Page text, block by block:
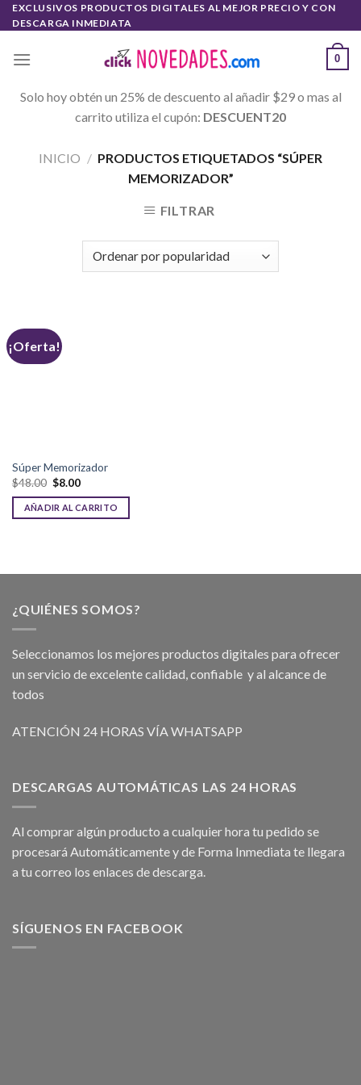
Skip
to
EXCLUSIVOS PRODUCTOS DIGITALES AL MEJOR PRECIO Y CON
DESCARGA INMEDIATA
0
Solo hoy obtén un 25% de descuento al añadir $29 o mas al
carrito utiliza el cupón: DESCUENT20
INICIO / PRODUCTOS ETIQUETADOS “SÚPER
MEMORIZADOR”
FILTRAR
¡Oferta!
Súper Memorizador
$48.00 $8.00
AÑADIR AL CARRITO
¿QUIÉNES SOMOS?
Seleccionamos los mejores productos digitales para ofrecer
un servicio de excelente calidad, confiable y al alcance de
todos
ATENCIÓN 24 HORAS VÍA WHATSAPP
DESCARGAS AUTOMÁTICAS LAS 24 HORAS
Al comprar algún producto a cualquier hora tu pedido se
procesará Automáticamente y de Forma Inmediata te llegara
a tu correo los enlaces de descarga.
SÍGUENOS EN FACEBOOK